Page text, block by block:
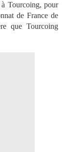
à Tourcoing, pour
de France de
que Tourcoing